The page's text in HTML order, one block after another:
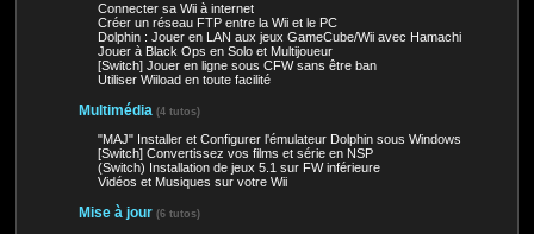
Connecter sa Wii à internet
Créer un réseau FTP entre la Wii et le PC
Dolphin : Jouer en LAN aux jeux GameCube/Wii avec Hamachi
Jouer à Black Ops en Solo et Multijoueur
[Switch] Jouer en ligne sous CFW sans être ban
Utiliser Wiiload en toute facilité
Multimédia (4 tutos)
"MAJ" Installer et Configurer l'émulateur Dolphin sous Windows
[Switch] Convertissez vos films et série en NSP
(Switch) Installation de jeux 5.1 sur FW inférieure
Vidéos et Musiques sur votre Wii
Mise à jour (6 tutos)